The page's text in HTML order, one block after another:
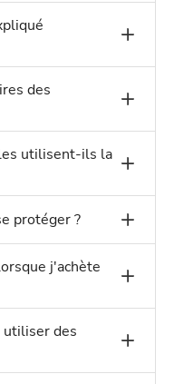
des
utilisent-ils la
protéger ?
j'achète
des